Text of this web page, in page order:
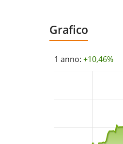
Grafico
1 anno: +10,46%